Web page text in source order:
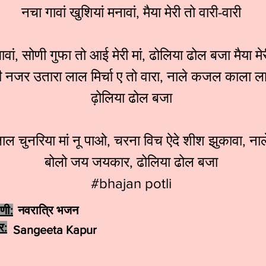
नचा गावां खुशियां मनावां, मैया मेरी तो वारी-वारी
सोणी गुफा तो आई मेरी मां, ढोलिया ढोल बजा मैया
नजर उतारा लाल मिर्चा ए तो वारा, नाले कजल काला
ढ़ोलिया ढोल बजा
चुनरिया मां नू पाओ, चरना विच ऐदे शीश झुकावा,
बोलो जय जयकार, ढोलिया ढोल बजा
#bhajan potli
नवरात्रि भजन
Sangeeta Kapur